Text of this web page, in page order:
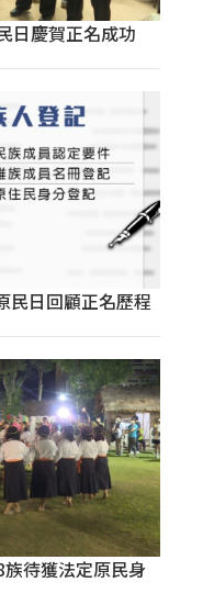
日慶賀正名成功
民日回顧正名歷程
待獲法定原民身